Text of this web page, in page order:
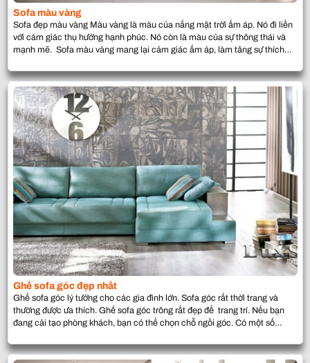
Sofa màu vàng
Sofa đẹp màu vàng Màu vàng là màu của nắng mặt trời ấm áp. Nó đi liền
với cảm giác thụ hưởng hạnh phúc. Nó còn là màu của sự thông thái và
mạnh mẽ. Sofa màu vàng mang lại cảm giác ấm áp, làm tăng sự thích
Ghế sofa góc đẹp nhất
Ghế sofa góc lý tưởng cho các gia đình lớn. Sofa góc rất thời trang và
thường được ưa thích. Ghế sofa góc trông rất đẹp để trang trí. Nếu bạn
đang cải tạo phòng khách, bạn có thể chọn chỗ ngồi góc. Có một số